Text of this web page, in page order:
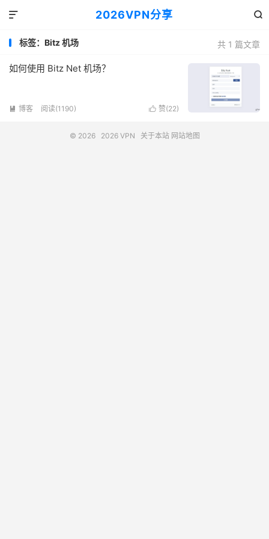
2026VPN分享 

共 1 篇文章
标签：Bitz 机场
如何使用 Bitz Net 机场？
 赞(22)
 博客 阅读(1190)
© 2026 2026 VPN 关于本站 网站地图